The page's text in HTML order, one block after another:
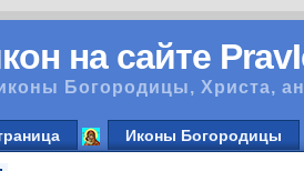
на сайте
Богородицы, Христа,
Иконы Богородицы